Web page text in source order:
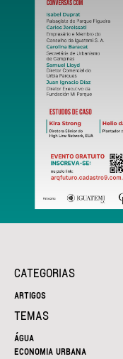
CATEGORIAS
ARTIGOS
TEMAS
ÁGUA
ECONOMIA URBANA